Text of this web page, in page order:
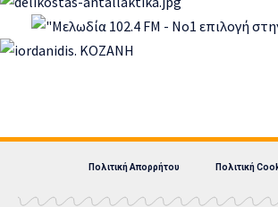
Πολιτική Απορρήτου Πολιτική